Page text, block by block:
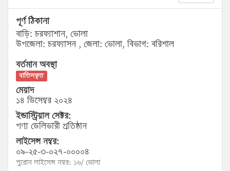
পূর্ণ ঠিকানা
বাড়ি: চরফ্যাশান, ভোলা
উপজেলা: চরফ্যাসন , জেলা: ভোলা, বিভাগ: বরিশাল
বর্তমান অবস্থা
বাতিলকৃত
মেয়াদ
১৪ ডিসেম্বর ২০২৪
ইন্ডাস্ট্রিয়াল সেক্টর:
পণ্য ডেলিভারী প্রতিষ্ঠান
লাইসেন্স নম্বর:
০৯-২৫-৩-০২৭-০০০০৪
পুরোন লাইসেন্স নম্বর: ১৬/ ভোলা